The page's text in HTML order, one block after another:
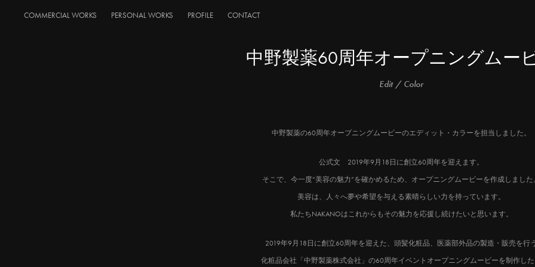
COMMERCIAL WORKS PERSONAL WORKS PROFILE CONTACT
中野製薬60周年オープニングムー
Edit / Color
中野製薬の60周年オープニングムービーのエディット・カラーを担当しました。
公式文 2019年9月18日に創立60周年を迎えます。
そこで、今一度“美容の魅力”を確かめるため、オープニングムービーを作成しました
美容は、人々へ夢や希望を与える素晴らしい力を持っています。
私たちNAKANOはこれからもその魅力を応援し続けたいと思います。
2019年9月18日に創立60周年を迎えた、頭髪化粧品、医薬部外品の製造・販売を行う
化粧品会社「中野製薬株式会社」の60周年イベントオープニングムービーを制作した